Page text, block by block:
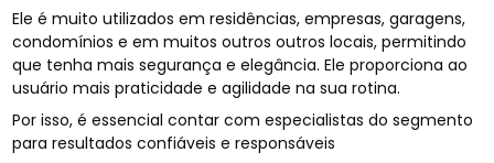
Ele é muito utilizados em residências, empresas, garagens,
condomínios e em muitos outros outros locais, permitindo
que tenha mais segurança e elegância. Ele proporciona ao
usuário mais praticidade e agilidade na sua rotina.
Por isso, é essencial contar com especialistas do segmento
para resultados confiáveis e responsáveis